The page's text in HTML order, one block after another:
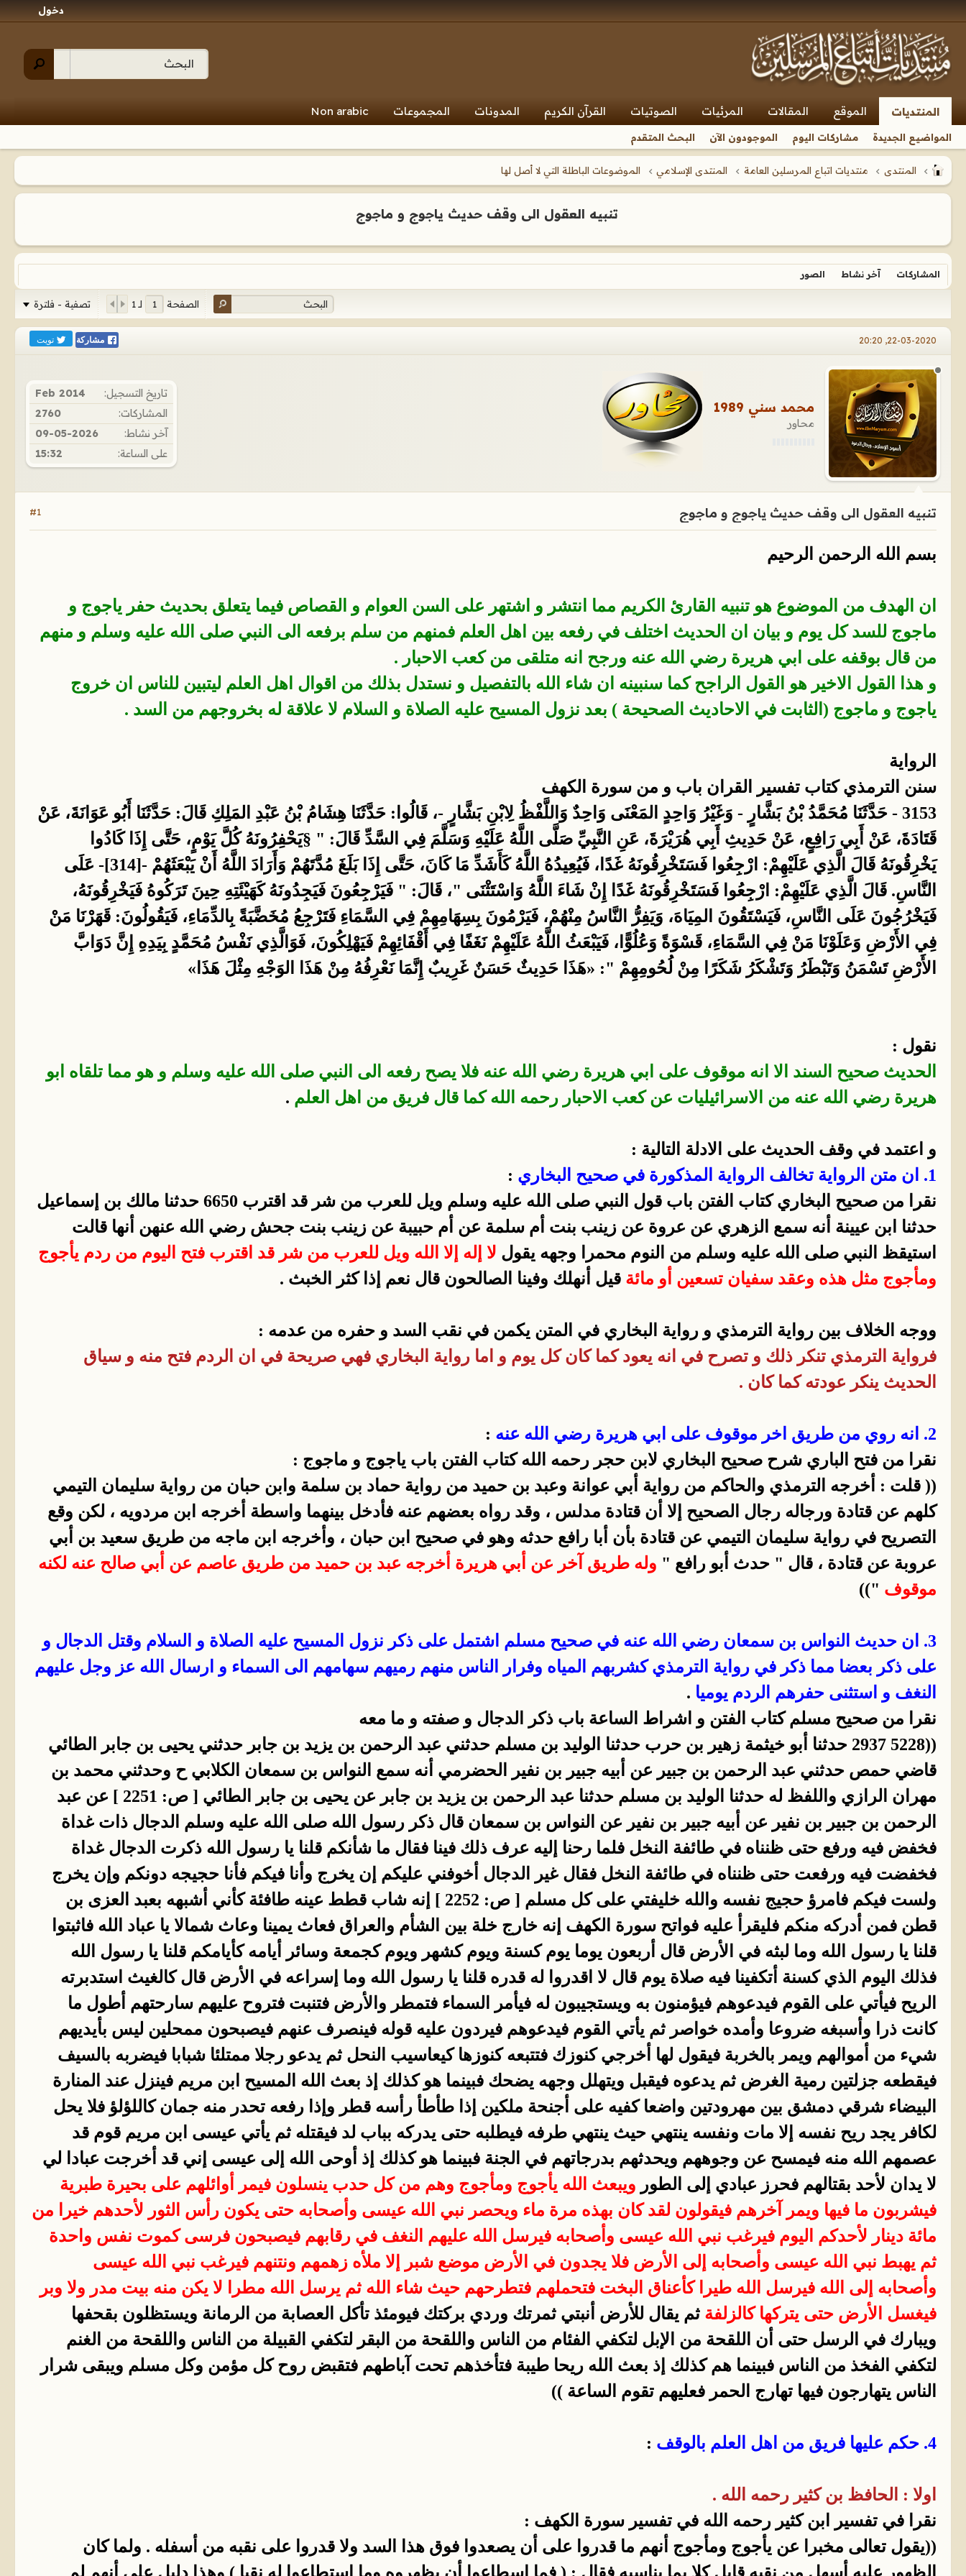
دخول
المنتديات الموقع المقالات المرئيات الصوتيات القرآن الكريم المدونات المجموعات Non arabic
المواضيع الجديدة مشاركات اليوم الموجودون الآن البحث المتقدم
المنتدى منتديات اتباع المرسلين العامة المنتدى الإسلامي الموضوعات الباطلة التي لا أصل لها
تنبيه العقول الى وقف حديث ياجوج و ماجوج
المشاركات آخر نشاط الصور
الصفحة لـ1 تصفية - فلترة
22-03-2020, 20:20 مشاركة تويت
محمد سني 1989
محاور
تاريخ التسجيل:
Feb 2014
المشاركات:
2760
آخر نشاط:
09-05-2026
على الساعة:
15:32
#1 تنبيه العقول الى وقف حديث ياجوج و ماجوج
بسم الله الرحمن الرحيم
ان الهدف من الموضوع هو تنبيه القارئ الكريم مما انتشر و اشتهر على السن العوام و القصاص فيما يتعلق بحديث حفر ياجوج و
ماجوج للسد كل يوم و بيان ان الحديث اختلف في رفعه بين اهل العلم فمنهم من سلم برفعه الى النبي صلى الله عليه وسلم و منهم
من قال بوقفه على ابي هريرة رضي الله عنه ورجح انه متلقى من كعب الاحبار .
و هذا القول الاخير هو القول الراجح كما سنبينه ان شاء الله بالتفصيل و نستدل بذلك من اقوال اهل العلم ليتبين للناس ان خروج
ياجوج و ماجوج (الثابت في الاحاديث الصحيحة ) بعد نزول المسيح عليه الصلاة و السلام لا علاقة له بخروجهم من السد .
الرواية
سنن الترمذي كتاب تفسير القران باب و من سورة الكهف
3153 - حَدَّثَنَا مُحَمَّدُ بْنُ بَشَّارٍ - وَغَيْرُ وَاحِدٍ المَعْنَى وَاحِدٌ وَاللَّفْظُ لِابْنِ بَشَّارٍ -، قَالُوا: حَدَّثَنَا هِشَامُ بْنُ عَبْدِ المَلِكِ قَالَ: حَدَّثَنَا أَبُو عَوَانَةَ، عَنْ
قَتَادَةَ، عَنْ أَبِي رَافِعٍ، عَنْ حَدِيثِ أَبِي هُرَيْرَةَ، عَنِ النَّبِيِّ صَلَّى اللَّهُ عَلَيْهِ وَسَلَّمَ فِي السَّدِّ قَالَ: " §يَحْفِرُونَهُ كُلَّ يَوْمٍ، حَتَّى إِذَا كَادُوا
يَخْرِقُونَهُ قَالَ الَّذِي عَلَيْهِمْ: ارْجِعُوا فَسَتَخْرِقُونَهُ غَدًا، فَيُعِيدُهُ اللَّهُ كَأَشَدِّ مَا كَانَ، حَتَّى إِذَا بَلَغَ مُدَّتَهُمْ وَأَرَادَ اللَّهُ أَنْ يَبْعَثَهُمْ -[314]- عَلَى
النَّاسِ. قَالَ الَّذِي عَلَيْهِمْ: ارْجِعُوا فَسَتَخْرِقُونَهُ غَدًا إِنْ شَاءَ اللَّهُ وَاسْتَثْنَى "، قَالَ: " فَيَرْجِعُونَ فَيَجِدُونَهُ كَهَيْئَتِهِ حِينَ تَرَكُوهُ فَيَخْرِقُونَهُ،
فَيَخْرُجُونَ عَلَى النَّاسِ، فَيَسْتَقُونَ المِيَاهَ، وَيَفِرُّ النَّاسُ مِنْهُمْ، فَيَرْمُونَ بِسِهَامِهِمْ فِي السَّمَاءِ فَتَرْجِعُ مُخَضَّبَةً بِالدِّمَاءِ، فَيَقُولُونَ: قَهَرْنَا مَنْ
فِي الأَرْضِ وَعَلَوْنَا مَنْ فِي السَّمَاءِ، قَسْوَةً وَعُلُوًّا، فَيَبْعَثُ اللَّهُ عَلَيْهِمْ نَغَفًا فِي أَقْفَائِهِمْ فَيَهْلِكُونَ، فَوَالَّذِي نَفْسُ مُحَمَّدٍ بِيَدِهِ إِنَّ دَوَابَّ
الأَرْضِ تَسْمَنُ وَتَبْطَرُ وَتَشْكَرُ شَكَرًا مِنْ لُحُومِهِمْ ": «هَذَا حَدِيثٌ حَسَنٌ غَرِيبٌ إِنَّمَا نَعْرِفُهُ مِنْ هَذَا الوَجْهِ مِثْلَ هَذَا»
نقول :
الحديث صحيح السند الا انه موقوف على ابي هريرة رضي الله عنه فلا يصح رفعه الى النبي صلى الله عليه وسلم و هو مما تلقاه ابو
هريرة رضي الله عنه من الاسرائيليات عن كعب الاحبار رحمه الله كما قال فريق من اهل العلم .
و اعتمد في وقف الحديث على الادلة التالية :
1. ان متن الرواية تخالف الرواية المذكورة في صحيح البخاري
:
نقرا من صحيح البخاري كتاب الفتن باب قول النبي صلى الله عليه وسلم ويل للعرب من شر قد اقترب 6650 حدثنا مالك بن إسماعيل
حدثنا ابن عيينة أنه سمع الزهري عن عروة عن زينب بنت أم سلمة عن أم حبيبة عن زينب بنت جحش رضي الله عنهن أنها قالت
استيقظ النبي صلى الله عليه وسلم من النوم محمرا وجهه يقول لا إله إلا الله ويل للعرب من شر قد اقترب فتح اليوم من ردم يأجوج
ومأجوج مثل هذه وعقد سفيان تسعين أو مائةقيل أنهلك وفينا الصالحون قال نعم إذا كثر الخبث .
ووجه الخلاف بين رواية الترمذي و رواية البخاري في المتن يكمن في نقب السد و حفره من عدمه :
فرواية الترمذي تنكر ذلك و تصرح في انه يعود كما كان كل يوم و اما رواية البخاري فهي صريحة في ان الردم فتح منه و سياق
الحديث ينكر عودته كما كان .
2. انه روي من طريق اخر موقوف على ابي هريرة رضي الله عنه
:
نقرا من فتح الباري شرح صحيح البخاري لابن حجر رحمه الله كتاب الفتن باب ياجوج و ماجوج :
(( قلت : أخرجه الترمذي والحاكم من رواية أبي عوانة وعبد بن حميد من رواية حماد بن سلمة وابن حبان من رواية سليمان التيمي
كلهم عن قتادة ورجاله رجال الصحيح إلا أن قتادة مدلس ، وقد رواه بعضهم عنه فأدخل بينهما واسطة أخرجه ابن مردويه ، لكن وقع
التصريح في رواية سليمان التيمي عن قتادة بأن أبا رافع حدثه وهو في صحيح ابن حبان ، وأخرجه ابن ماجه من طريق سعيد بن أبي
عروبة عن قتادة ، قال " حدث أبو رافع " وله طريق آخر عن أبي هريرة أخرجه عبد بن حميد من طريق عاصم عن أبي صالح عنه لكنه
موقوف "))
3. ان حديث النواس بن سمعان رضي الله عنه في صحيح مسلم اشتمل على ذكر نزول المسيح عليه الصلاة و السلام وقتل الدجال و
على ذكر بعضا مما ذكر في رواية الترمذي كشربهم المياه وفرار الناس منهم رميهم سهامهم الى السماء و ارسال الله عز وجل عليهم
النغف و استثنى حفرهم الردم يوميا .
نقرا من صحيح مسلم كتاب الفتن و اشراط الساعة باب ذكر الدجال و صفته و ما معه
((5228 2937 حدثنا أبو خيثمة زهير بن حرب حدثنا الوليد بن مسلم حدثني عبد الرحمن بن يزيد بن جابر حدثني يحيى بن جابر الطائي
قاضي حمص حدثني عبد الرحمن بن جبير عن أبيه جبير بن نفير الحضرمي أنه سمع النواس بن سمعان الكلابي ح وحدثني محمد بن
مهران الرازي واللفظ له حدثنا الوليد بن مسلم حدثنا عبد الرحمن بن يزيد بن جابر عن يحيى بن جابر الطائي [ ص: 2251 ] عن عبد
الرحمن بن جبير بن نفير عن أبيه جبير بن نفير عن النواس بن سمعان قال ذكر رسول الله صلى الله عليه وسلم الدجال ذات غداة
فخفض فيه ورفع حتى ظنناه في طائفة النخل فلما رحنا إليه عرف ذلك فينا فقال ما شأنكم قلنا يا رسول الله ذكرت الدجال غداة
فخفضت فيه ورفعت حتى ظنناه في طائفة النخل فقال غير الدجال أخوفني عليكم إن يخرج وأنا فيكم فأنا حجيجه دونكم وإن يخرج
ولست فيكم فامرؤ حجيج نفسه والله خليفتي على كل مسلم [ ص: 2252 ] إنه شاب قطط عينه طافئة كأني أشبهه بعبد العزى بن
قطن فمن أدركه منكم فليقرأ عليه فواتح سورة الكهف إنه خارج خلة بين الشأم والعراق فعاث يمينا وعاث شمالا يا عباد الله فاثبتوا
قلنا يا رسول الله وما لبثه في الأرض قال أربعون يوما يوم كسنة ويوم كشهر ويوم كجمعة وسائر أيامه كأيامكم قلنا يا رسول الله
فذلك اليوم الذي كسنة أتكفينا فيه صلاة يوم قال لا اقدروا له قدره قلنا يا رسول الله وما إسراعه في الأرض قال كالغيث استدبرته
الريح فيأتي على القوم فيدعوهم فيؤمنون به ويستجيبون له فيأمر السماء فتمطر والأرض فتنبت فتروح عليهم سارحتهم أطول ما
كانت ذرا وأسبغه ضروعا وأمده خواصر ثم يأتي القوم فيدعوهم فيردون عليه قوله فينصرف عنهم فيصبحون ممحلين ليس بأيديهم
شيء من أموالهم ويمر بالخربة فيقول لها أخرجي كنوزك فتتبعه كنوزها كيعاسيب النحل ثم يدعو رجلا ممتلئا شبابا فيضربه بالسيف
فيقطعه جزلتين رمية الغرض ثم يدعوه فيقبل ويتهلل وجهه يضحك فبينما هو كذلك إذ بعث الله المسيح ابن مريم فينزل عند المنارة
البيضاء شرقي دمشق بين مهرودتين واضعا كفيه على أجنحة ملكين إذا طأطأ رأسه قطر وإذا رفعه تحدر منه جمان كاللؤلؤ فلا يحل
لكافر يجد ريح نفسه إلا مات ونفسه ينتهي حيث ينتهي طرفه فيطلبه حتى يدركه بباب لد فيقتله ثم يأتي عيسى ابن مريم قوم قد
عصمهم الله منه فيمسح عن وجوههم ويحدثهم بدرجاتهم في الجنة فبينما هو كذلك إذ أوحى الله إلى عيسى إني قد أخرجت عبادا لي
لا يدان لأحد بقتالهم فحرز عبادي إلى الطور ويبعث الله يأجوج ومأجوج وهم من كل حدب ينسلون فيمر أوائلهم على بحيرة طبرية
فيشربون ما فيها ويمر آخرهم فيقولون لقد كان بهذه مرة ماء ويحصر نبي الله عيسى وأصحابه حتى يكون رأس الثور لأحدهم خيرا من
مائة دينار لأحدكم اليوم فيرغب نبي الله عيسى وأصحابه فيرسل الله عليهم النغف في رقابهم فيصبحون فرسى كموت نفس واحدة
ثم يهبط نبي الله عيسى وأصحابه إلى الأرض فلا يجدون في الأرض موضع شبر إلا ملأه زهمهم ونتنهم فيرغب نبي الله عيسى
وأصحابه إلى الله فيرسل الله طيرا كأعناق البخت فتحملهم فتطرحهم حيث شاء الله ثم يرسل الله مطرا لا يكن منه بيت مدر ولا وبر
فيغسل الأرض حتى يتركها كالزلفة ثم يقال للأرض أنبتي ثمرتك وردي بركتك فيومئذ تأكل العصابة من الرمانة ويستظلون بقحفها
ويبارك في الرسل حتى أن اللقحة من الإبل لتكفي الفئام من الناس واللقحة من البقر لتكفي القبيلة من الناس واللقحة من الغنم
لتكفي الفخذ من الناس فبينما هم كذلك إذ بعث الله ريحا طيبة فتأخذهم تحت آباطهم فتقبض روح كل مؤمن وكل مسلم ويبقى شرار
الناس يتهارجون فيها تهارج الحمر فعليهم تقوم الساعة ))
4. حكم عليها فريق من اهل العلم بالوقف :
اولا : الحافظ بن كثير رحمه الله .
نقرا في تفسير ابن كثير رحمه الله في تفسير سورة الكهف :
((يقول تعالى مخبرا عن يأجوج ومأجوج أنهم ما قدروا على أن يصعدوا فوق هذا السد ولا قدروا على نقبه من أسفله . ولما كان